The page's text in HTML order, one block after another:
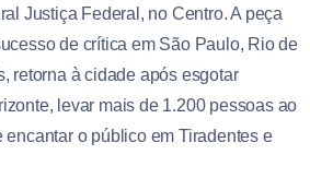
Justiça Federal, no Centro. A peça
de crítica em São Paulo, Rio de
retorna à cidade após esgotar
levar mais de 1.200 pessoas ao
encantar o público em Tiradentes e